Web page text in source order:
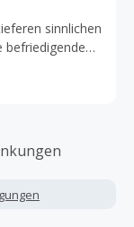
sinnlichen
befriedigende